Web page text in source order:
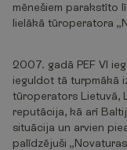
mēnešiem parakstīto
lielākā tūroperatora
2007. gadā PEF VI
ieguldot tā turpmākā
tūroperators Lietuvā,
reputācija, kā arī
situācija un arvien
palīdzējuši